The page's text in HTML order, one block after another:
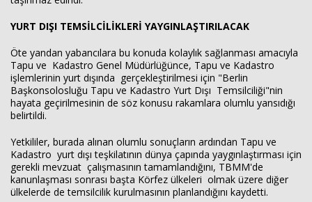
YURT DIŞI TEMSİLCİLİKLERİ YAYGINLAŞTIRILACAK
Öte yandan yabancılara bu konuda kolaylık sağlanması amacıyla
Tapu ve Kadastro Genel Müdürlüğünce, Tapu ve Kadastro
işlemlerinin yurt dışında gerçekleştirilmesi için "Berlin
Başkonsolosluğu Tapu ve Kadastro Yurt Dışı Temsilciliği"nin
hayata geçirilmesinin de söz konusu rakamlara olumlu yansıdığı
belirtildi.
Yetkililer, burada alınan olumlu sonuçların ardından Tapu ve
Kadastro yurt dışı teşkilatının dünya çapında yaygınlaştırması için
gerekli mevzuat çalışmasının tamamlandığını, TBMM'de
kanunlaşması sonrası başta Körfez ülkeleri olmak üzere diğer
ülkelerde de temsilcilik kurulmasının planlandığını kaydetti.